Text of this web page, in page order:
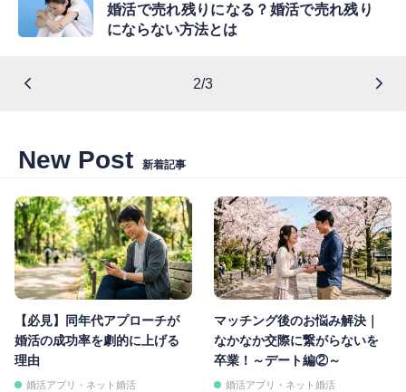
婚活で売れ残りになる？婚活で売れ残り
にならない方法とは
2/3
New Post 新着記事
【必見】同年代アプローチが
婚活の成功率を劇的に上げる
理由
婚活アプリ・ネット婚活
マッチング後のお悩み解決｜
なかなか交際に繋がらないを
卒業！～デート編②～
婚活アプリ・ネット婚活